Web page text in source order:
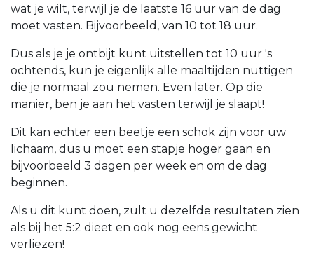
wat je wilt, terwijl je de laatste 16 uur van de dag
moet vasten. Bijvoorbeeld, van 10 tot 18 uur.
Dus als je je ontbijt kunt uitstellen tot 10 uur 's
ochtends, kun je eigenlijk alle maaltijden nuttigen
die je normaal zou nemen. Even later. Op die
manier, ben je aan het vasten terwijl je slaapt!
Dit kan echter een beetje een schok zijn voor uw
lichaam, dus u moet een stapje hoger gaan en
bijvoorbeeld 3 dagen per week en om de dag
beginnen.
Als u dit kunt doen, zult u dezelfde resultaten zien
als bij het 5:2 dieet en ook nog eens gewicht
verliezen!